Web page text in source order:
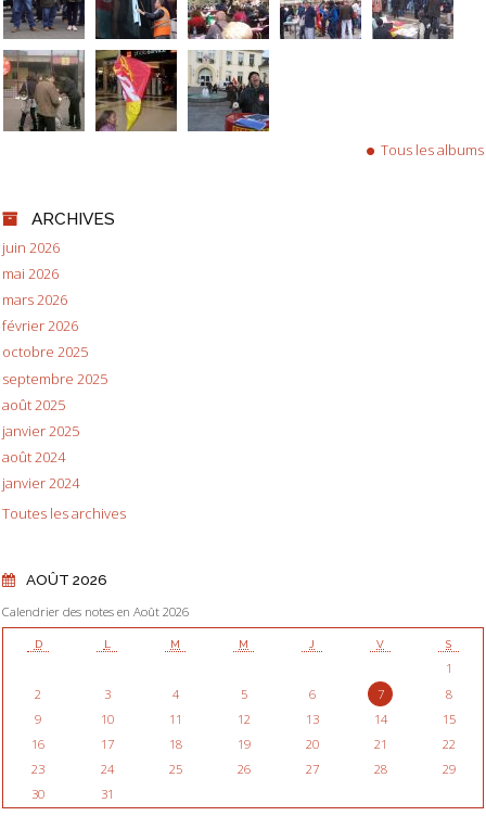
Tous les albums
ARCHIVES
juin 2026
mai 2026
mars 2026
février 2026
octobre 2025
septembre 2025
août 2025
janvier 2025
août 2024
janvier 2024
Toutes les archives
AOÛT 2026
Calendrier des notes en Août 2026
D L M M J V S
1
2
3 4 5 6 7
8
9
10 11 12 13 14
15
16
17 18 19 20 21
22
23
24 25 26 27 28
29
30
31